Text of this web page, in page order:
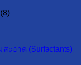
(8)
ะอาด (Surfactants)